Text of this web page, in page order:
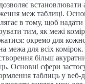
встановлювати
меж таблиці.
в тому, щоб
тим, як межі
окремо для
межа для всіх
більш
Основні сфери
таблиць у веб-